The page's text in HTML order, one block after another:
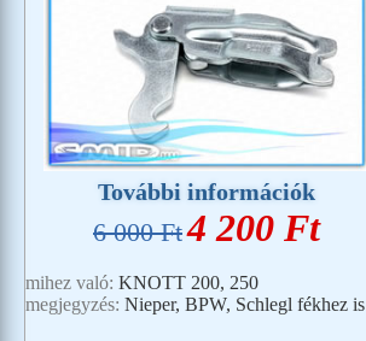
További információk
6 000 Ft4 200 Ft
mihez való: KNOTT 200, 250
megjegyzés: Nieper, BPW, Schlegl fékhez is